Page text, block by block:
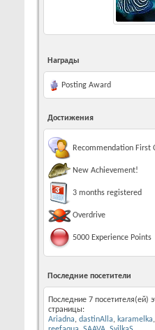
Награды
Posting Award
Достижения
Recommendation First
New Achievement!
3 months registered
Overdrive
5000 Experience Points
Последние посетители
Последние 7 посетителя(ей)
страницы:
Ariadna, dastinAlla, karamelka,